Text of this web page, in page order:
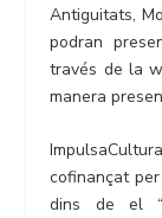
Antiguitats,
podran
través de la
manera
cofinançat per
dins de el